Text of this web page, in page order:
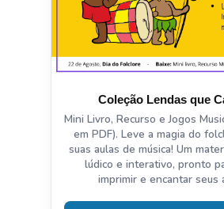
Coleção Lendas que
Mini Livro, Recurso e Jogos
em PDF). Leve a magia do
suas aulas de música! Um
lúdico e interativo, pronto
imprimir e encantar seus